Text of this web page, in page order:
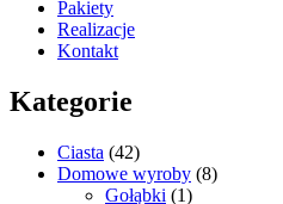
Pakiety
Realizacje
Kontakt
Kategorie
Ciasta (42)
Domowe wyroby (8)
Gołąbki (1)